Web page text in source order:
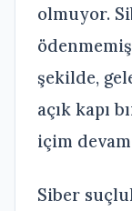
olmuyor.
şekilde,
açık kapı
içim
Siber